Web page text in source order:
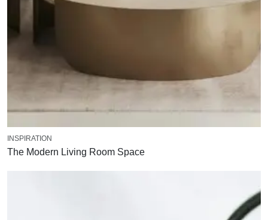
INSPIRATION
The Modern Living Room Space